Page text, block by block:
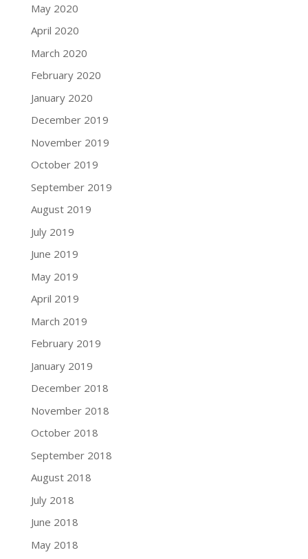
May 2020
April 2020
March 2020
February 2020
January 2020
December 2019
November 2019
October 2019
September 2019
August 2019
July 2019
June 2019
May 2019
April 2019
March 2019
February 2019
January 2019
December 2018
November 2018
October 2018
September 2018
August 2018
July 2018
June 2018
May 2018